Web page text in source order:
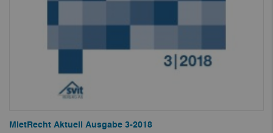
MietRecht Aktuell Ausgabe 3-2018